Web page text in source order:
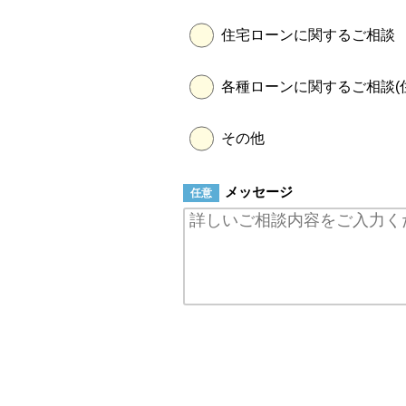
住宅ローンに関するご相談
各種ローンに関するご相談(
その他
メッセージ